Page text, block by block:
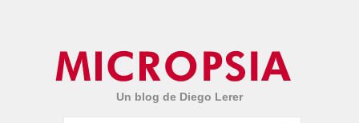
Un blog de Diego Lerer